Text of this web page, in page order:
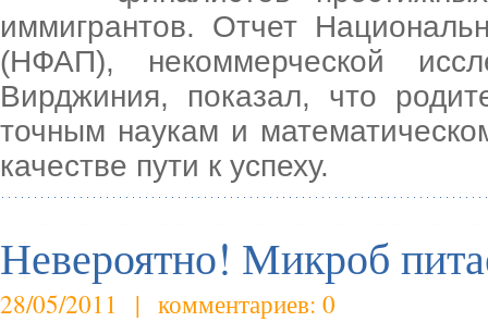
иммигрантов. Отчет
(НФАП), некоммерческой
Вирджиния, показал, что
точным наукам и
качестве пути к успеху.
Невероятно! Микроб
28/05/2011 | комментариев: 0